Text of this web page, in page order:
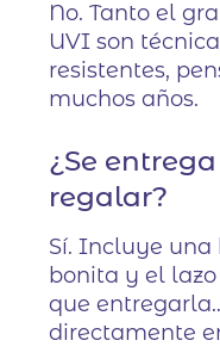
No. Tanto el
UVI son
resistentes,
muchos años.
¿Se
regalar?
Sí. Incluye
bonita y el
que
directamente